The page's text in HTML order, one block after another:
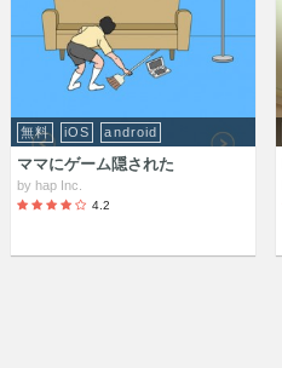
無料 iOS android
ママにゲーム隠された
by hap Inc.
4.2